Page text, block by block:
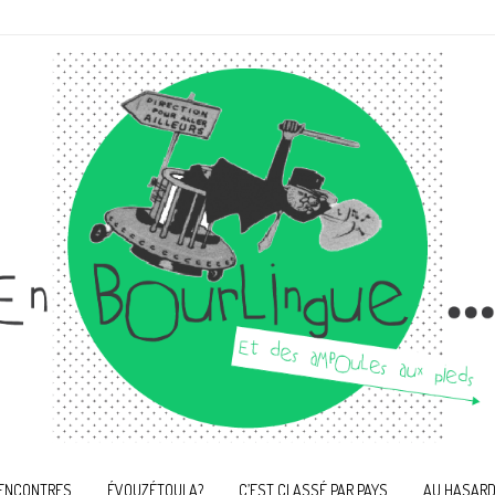
ÉVOUZÉTOULA? C’EST CLASSÉ PAR PAYS AU